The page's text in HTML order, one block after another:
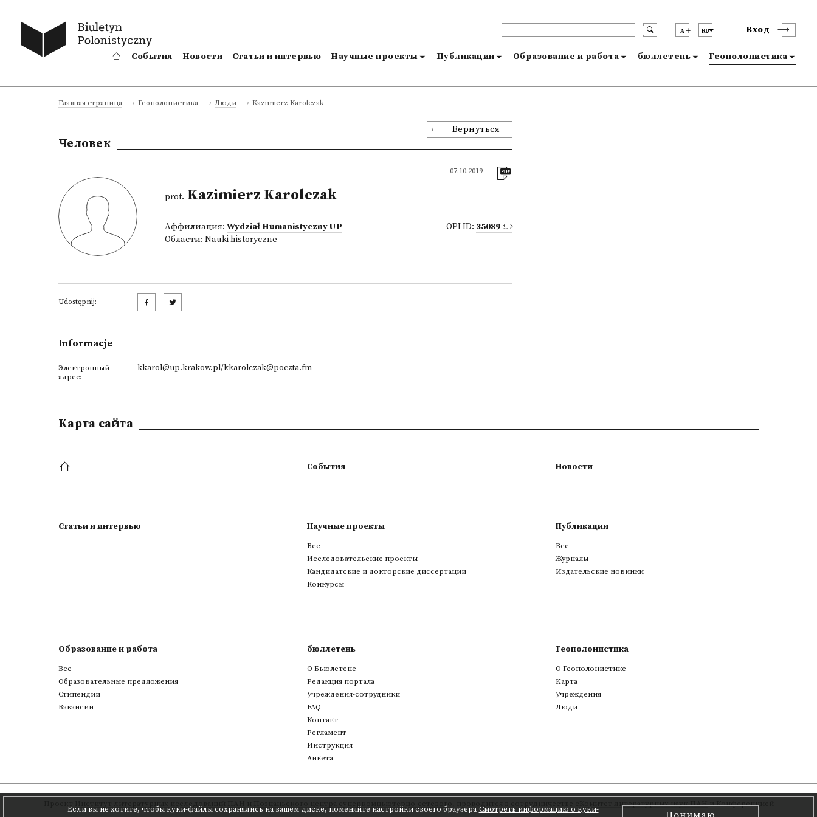
A RU Вход
События Новости Статьи и интервью Научные проекты Публикации Образование и работа бюллетень Геополонистика
Главная страница Геополонистика Люди Kazimierz Karolczak
Вернуться
Человек
07.10.2019
prof. Kazimierz Karolczak
Аффилиация: Wydział Humanistyczny UP
Области: Nauki historyczne
OPI ID: 35089
Udostępnij:
Informacje
Электронный
адрес:
kkarol@up.krakow.pl/kkarolczak@poczta.fm
Если вы не хотите, чтобы куки-файлы сохранялись на вашем диске, поменяйте настройки своего браузера Смотреть информацию о куки-
Kарта сайта
События Новости
Статьи и интервью Научные проекты
Все
Исследовательские проекты
Кандидатские и докторские диссертации
Конкурсы
Публикации
Все
Журналы
Издательские новинки
Образование и работа
Все
Образовательные предложения
Стипендии
Вакансии
бюллетень
О Бьюлетене
Редакция портала
Учреждения-сотрудники
FAQ
Контакт
Регламент
Инструкция
Анкета
Геополонистика
О Геополонистике
Kарта
Учреждения
Люди
Институт литературных исследований ПАН Познаньского центра суперкомпьютерно-сетевого Комитет литературных наук ПАНи Конференцией